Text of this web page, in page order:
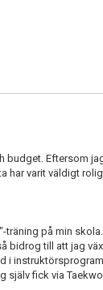
Eftersom
varit väldigt
på min
bidrog till att jag
i
själv fick via